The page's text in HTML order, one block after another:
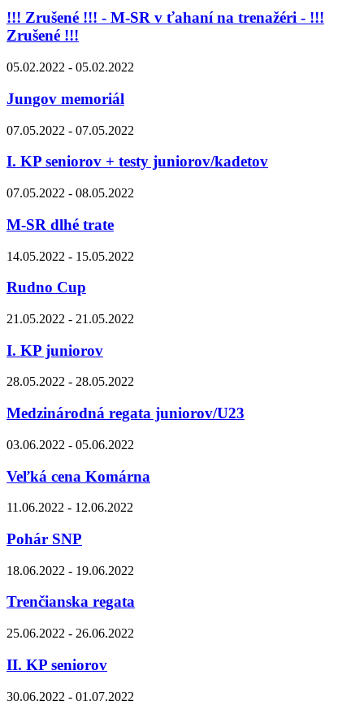
!!! Zrušené !!! - M-SR v ťahaní na trenažéri - !!!
Zrušené !!!
05.02.2022 - 05.02.2022
Jungov memoriál
07.05.2022 - 07.05.2022
I. KP seniorov + testy juniorov/kadetov
07.05.2022 - 08.05.2022
M-SR dlhé trate
14.05.2022 - 15.05.2022
Rudno Cup
21.05.2022 - 21.05.2022
I. KP juniorov
28.05.2022 - 28.05.2022
Medzinárodná regata juniorov/U23
03.06.2022 - 05.06.2022
Veľká cena Komárna
11.06.2022 - 12.06.2022
Pohár SNP
18.06.2022 - 19.06.2022
Trenčianska regata
25.06.2022 - 26.06.2022
II. KP seniorov
30.06.2022 - 01.07.2022